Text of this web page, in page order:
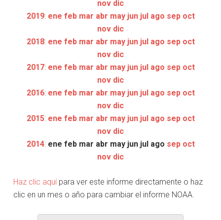
nov dic
2019: ene feb mar abr may jun jul ago sep oct
nov dic
2018: ene feb mar abr may jun jul ago sep oct
nov dic
2017: ene feb mar abr may jun jul ago sep oct
nov dic
2016: ene feb mar abr may jun jul ago sep oct
nov dic
2015: ene feb mar abr may jun jul ago sep oct
nov dic
2014: ene feb mar abr may jun jul ago sep oct
nov dic
Haz clic aquípara ver este informe directamente o haz
clic en un mes o año para cambiar el informe NOAA.